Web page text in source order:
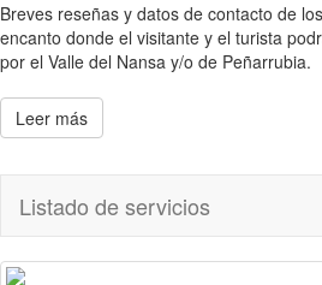
Breves reseñas y datos de contacto de
encanto donde el visitante y el turista
por el Valle del Nansa y/o de Peñarrubia.
Leer más
Listado de servicios